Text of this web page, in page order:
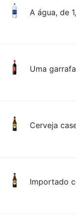
A água, de
Uma
Cerveja
Importado